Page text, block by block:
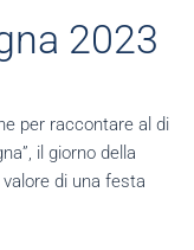
2023
per raccontare al di
il giorno della
di una festa